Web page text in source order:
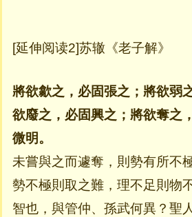
[延伸阅读2]苏辙《老子解》
將欲歙之，必固張之；將欲弱
欲廢之，必固興之；將欲奪之
微明。
未嘗與之而遽奪，則勢有所不
勢不極則取之難，理不足則物
智也，與管仲、孫武何異？聖